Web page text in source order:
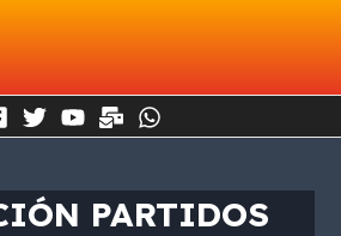
PARTIDOS